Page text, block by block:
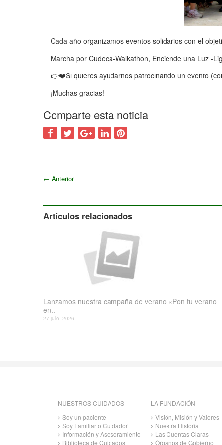
Cada año organizamos eventos solidarios con el
Marcha por Cudeca-Walkathon, Enciende una Luz -
👉❤️Si quieres ayudarnos patrocinando un evento
¡Muchas gracias!
Comparte esta noticia
← Anterior
Artículos relacionados
Lanzamos nuestra campaña de verano «Pon tu verano
en...
27 julio, 2026
NUESTROS CUIDADOS
Soy un paciente
Soy Familiar o Cuidador
Información y Asesoramiento
Biblioteca de Cuidados
LA FUNDACIÓN
Visión, Misión y Valores
Nuestra Historia
Las Cuentas Claras
Órganos de Gobierno